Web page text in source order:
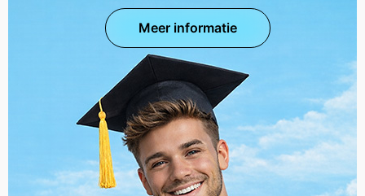
Meer informatie